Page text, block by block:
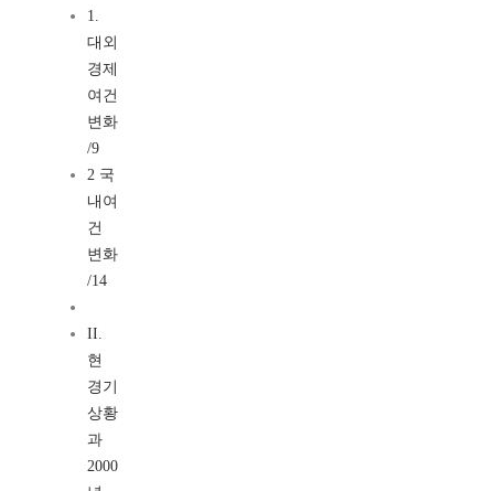
1.
대외
경제
여건
변화
/9
2 국
내여
건
변화
/14
II.
현
경기
상황
과
2000